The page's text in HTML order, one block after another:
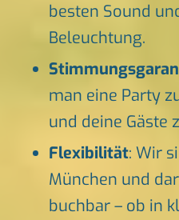
besten Sound
Beleuchtung.
man eine Party
und deine Gäste
Flexibilität: Wir
München und
buchbar – ob in